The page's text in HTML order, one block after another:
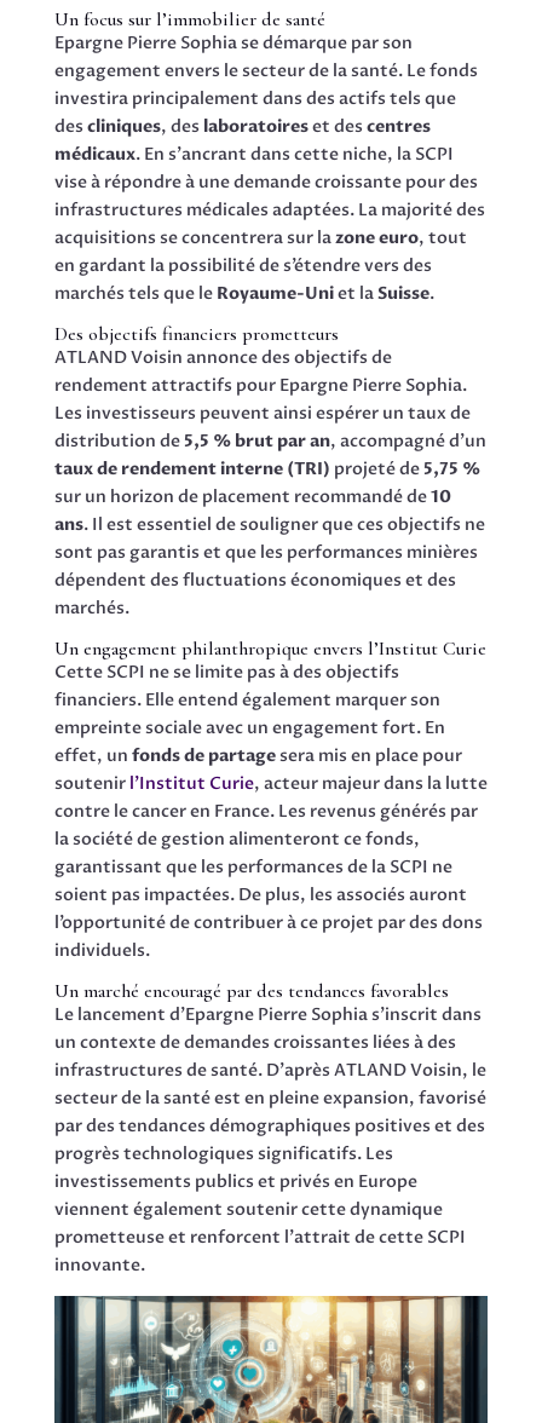
Un focus sur l’immobilier de santé
Epargne Pierre Sophia se démarque par son
engagement envers le secteur de la santé. Le fonds
investira principalement dans des actifs tels que
des cliniques, des laboratoireset des centres
médicaux. En s’ancrant dans cette niche, la SCPI
vise à répondre à une demande croissante pour des
infrastructures médicales adaptées. La majorité des
acquisitions se concentrera sur lazone euro, tout
en gardant la possibilité de s’étendre vers des
marchés tels que le Royaume-Uniet laSuisse.
Des objectifs financiers prometteurs
ATLAND Voisin annonce des objectifs de
rendement attractifs pour Epargne Pierre Sophia.
Les investisseurs peuvent ainsi espérer un taux de
distribution de 5,5 % brut par an, accompagné d’un
taux de rendement interne (TRI) projeté de 5,75 %
sur un horizon de placement recommandé de10
ans. Il est essentiel de souligner que ces objectifs ne
sont pas garantis et que les performances minières
dépendent des fluctuations économiques et des
marchés.
Un engagement philanthropique envers l’Institut Curie
Cette SCPI ne se limite pas à des objectifs
financiers. Elle entend également marquer son
empreinte sociale avec un engagement fort. En
effet, un fonds de partagesera mis en place pour
soutenir l’Institut Curie, acteur majeur dans la lutte
contre le cancer en France. Les revenus générés par
la société de gestion alimenteront ce fonds,
garantissant que les performances de la SCPI ne
soient pas impactées. De plus, les associés auront
l’opportunité de contribuer à ce projet par des dons
individuels.
Un marché encouragé par des tendances favorables
Le lancement d’Epargne Pierre Sophia s’inscrit dans
un contexte de demandes croissantes liées à des
infrastructures de santé. D’après ATLAND Voisin, le
secteur de la santé est en pleine expansion, favorisé
par des tendances démographiques positives et des
progrès technologiques significatifs. Les
investissements publics et privés en Europe
viennent également soutenir cette dynamique
prometteuse et renforcent l’attrait de cette SCPI
innovante.